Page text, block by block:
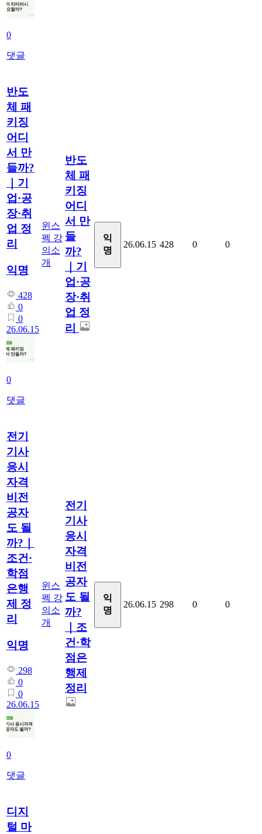
0
댓글
반도
체 패
키징
어디
서 만
들까?
｜기
업·공
장·취
업 정
리
익명
428
0
0
26.06.15
0
댓글
윈스
펙 강
의소
개
반도
체 패
키징
어디
서 만
들
까?
｜기
업·공
장·취
업 정
리
익
명
26.06.15 428 0 0
전기
기사
응시
자격
비전
공자
도 될
까?｜
조건·
학점
은행
제 정
리
익명
298
0
0
26.06.15
0
댓글
윈스
펙 강
의소
개
전기
기사
응시
자격
비전
공자
도 될
까?
｜조
건·학
점은
행제
정리
익
명
26.06.15 298 0 0
디지
털 마